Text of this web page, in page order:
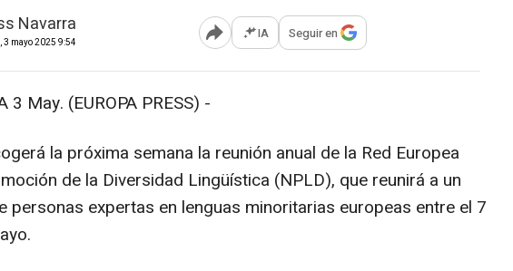
Navarra
mayo 2025 9:54 Abrir opciones para compartir
IA Seguir en
3 May. (EUROPA PRESS) -
la próxima semana la reunión anual de la Red Europea
de la Diversidad Lingüística (NPLD), que reunirá a un
personas expertas en lenguas minoritarias europeas entre el 7